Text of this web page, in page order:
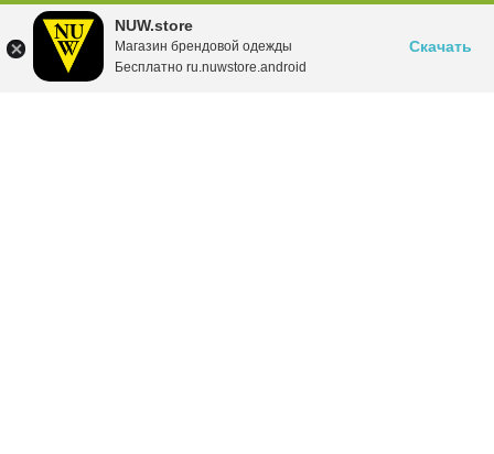
NUW.store
Магазин брендовой одежды
Бесплатно ru.nuwstore.android
Скачать